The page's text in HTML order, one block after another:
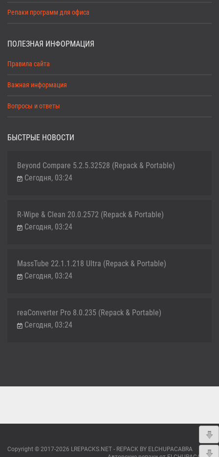
Репаки программ для офиса
ПОЛЕЗНАЯ ИНФОРМАЦИЯ
Правила сайта
Важная информация
Вопросы и ответы
БЫСТРЫЕ НОВОСТИ
Beyond Compare 5.2.5.32528 (Repack & Portable)
Сегодня, 03:24
R-Wipe & Clean 20.0.2572 (Repack & Portable)
Сегодня, 03:24
MassTube 22.1.1.218 Ultra (Repack & Portable)
Сегодня, 03:24
reaConverter Pro 8.0.235 (Repack & Portable)
Сегодня, 03:24
Copyright © 2017-2026 LREPACKS.NET - REPACK BY ELCHUPACABRA